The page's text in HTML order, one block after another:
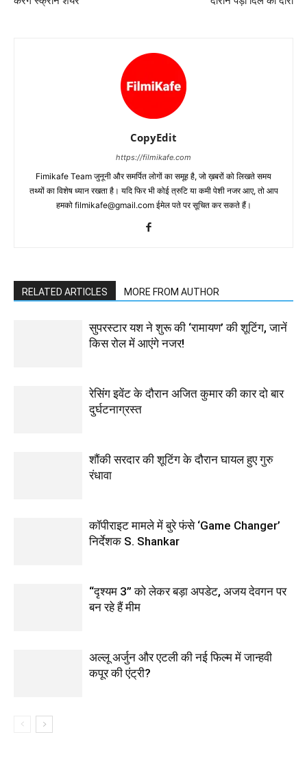
CopyEdit
https://filmikafe.com
Fimikafe Team जुनूनी और समर्पित लोगों का समूह है, जो ख़बरों को लिखते समय
तथ्‍यों का विशेष ध्‍यान रखता है। यदि फिर भी कोई त्रुटि या कमी पेशी नजर आए, तो आप
हमको filmikafe@gmail.com ईमेल पते पर सूचित कर सकते हैं।
RELATED ARTICLES MORE FROM AUTHOR
सुपरस्टार यश ने शुरू की ‘रामायण’ की शूटिंग, जानें
किस रोल में आएंगे नजर!
रेसिंग इवेंट के दौरान अजित कुमार की कार दो बार
दुर्घटनाग्रस्त
शौंकी सरदार की शूटिंग के दौरान घायल हुए गुरु
रंधावा
कॉपीराइट मामले में बुरे फंसे ‘Game Changer’
निर्देशक S. Shankar
“दृश्यम 3” को लेकर बड़ा अपडेट, अजय देवगन पर
बन रहे हैं मीम
अल्लू अर्जुन और एटली की नई फिल्म में जान्हवी
कपूर की एंट्री?